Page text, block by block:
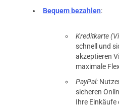
Bequem bezahlen:
Kreditkarte
schnell und
akzeptieren
maximale
PayPal:
sicheren
Ihre